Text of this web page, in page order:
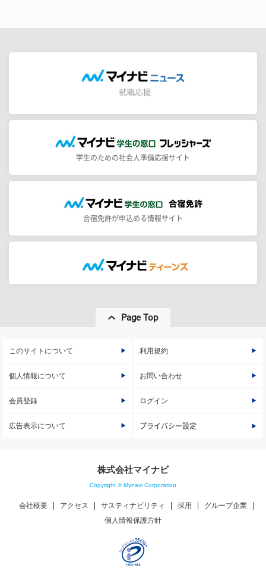
学生のための社会人準備応援サイト
合宿免許が申込める情報サイト
Page Top
このサイトについて 利用規約
個人情報について お問い合わせ
会員登録 ログイン
広告表示について プライバシー設定
株式会社マイナビ
Copyright © Mynavi Corporation
会社概要 アクセス サスティナビリティ 採用
グループ企業
個人情報保護方針